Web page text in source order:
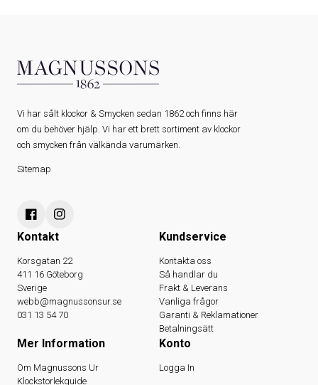
Vi har sålt klockor & Smycken sedan 1862 och finns här
om du behöver hjälp. Vi har ett brett sortiment av klockor
och smycken från välkända varumärken.
Sitemap
Kontakt
Korsgatan 22
411 16 Göteborg
Sverige
webb@magnussonsur.se
031 13 54 70
Kundservice
Kontakta oss
Så handlar du
Frakt & Leverans
Vanliga frågor
Garanti & Reklamationer
Betalningsätt
Mer Information
Om Magnussons Ur
Klockstorlekguide
Konto
Logga In